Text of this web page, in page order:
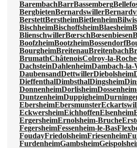
BarembachBarrBassemberg
BergbietenBernardswiller
BerstettBerstheimBietlenheim
BischheimBischoffsheimBlaesheim
BlienschwillerBœrschBœsenbiesen
BoofzheimBootzheimBossendorf
BourgheimBreitenauBreitenbach
BrumathChâtenoisColroy-la-Roche
DachsteinDahlenheimDambach-la-
DaubensandDettwillerDiebolsheim
DieffenthalDimbsthalDingsheim
DonnenheimDorlisheim
DuntzenheimDuppigheim
EbersheimEbersmunster
EckwersheimEichhoffenElsenheim
ErgersheimErnolsheim-Bruche
FegersheimFessenheim-le-Bas
FoudayFriedolsheimFriesenheim
FurdenheimGambsheim